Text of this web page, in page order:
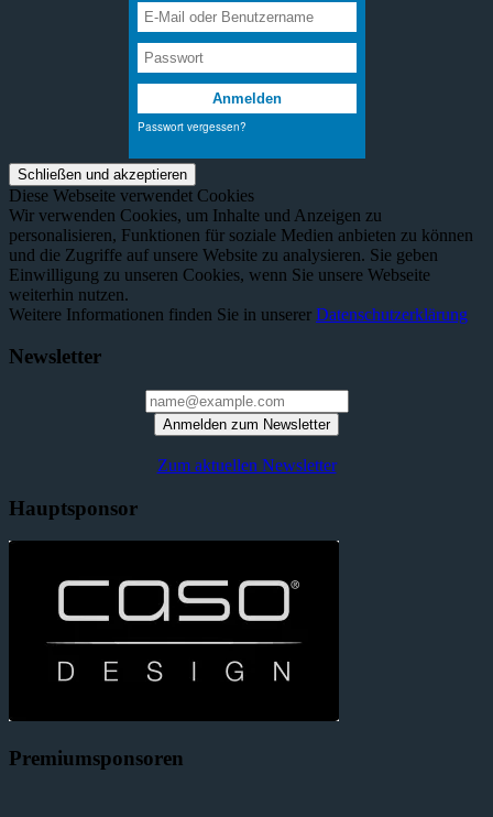
Diese Webseite verwendet Cookies
Wir verwenden Cookies, um Inhalte und Anzeigen zu
personalisieren, Funktionen für soziale Medien anbieten zu können
und die Zugriffe auf unsere Website zu analysieren. Sie geben
Einwilligung zu unseren Cookies, wenn Sie unsere Webseite
weiterhin nutzen.
Weitere Informationen finden Sie in unserer Datenschutzerklärung
Newsletter
Anmelden zum Newsletter
Zum aktuellen Newsletter
Hauptsponsor
Premiumsponsoren